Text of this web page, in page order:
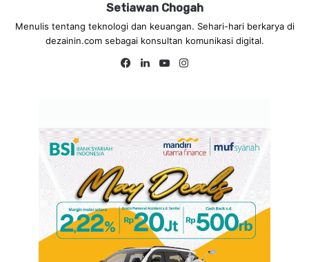
Setiawan Chogah
Menulis tentang teknologi dan keuangan. Sehari-hari berkarya di
dezainin.com sebagai konsultan komunikasi digital.
Fa
Lin
Yo